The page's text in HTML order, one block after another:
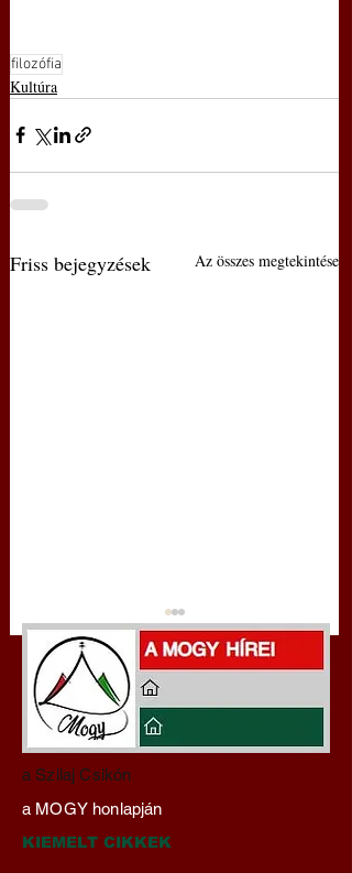
filozófia
Kultúra
Friss bejegyzések Az összes megtekintése
Darai Lajos:
Naplóbölcsességeim
(2023)
a Szilaj Csikón
a MOGY honlapján
KIEMELT CIKKEK